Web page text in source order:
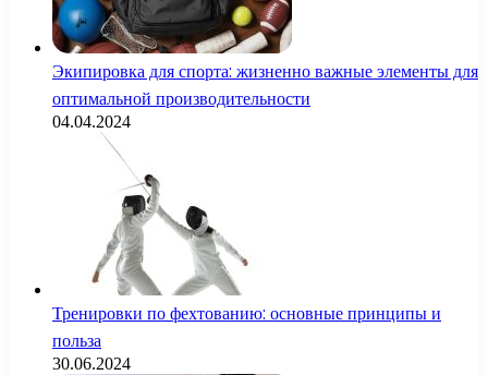
Экипировка для спорта: жизненно важные элементы для
оптимальной производительности
04.04.2024
Тренировки по фехтованию: основные принципы и
польза
30.06.2024